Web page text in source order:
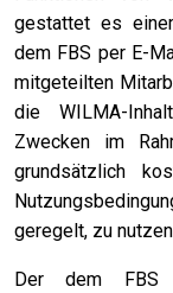
gestattet es
dem FBS per E-
mitgeteilten
die WILMA-
Zwecken im
grundsätzlich
geregelt, zu
Der dem FBS